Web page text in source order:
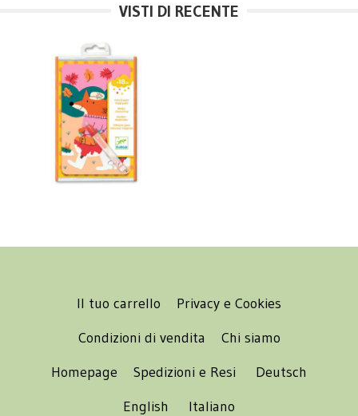
VISTI DI RECENTE
Il tuo carrello
Privacy e Cookies
Condizioni di vendita
Chi siamo
Homepage
Spedizioni e Resi
Deutsch
English
Italiano